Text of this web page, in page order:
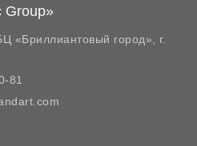
«Бриллиантовый город»,
г.
81